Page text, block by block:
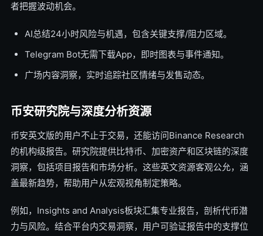
者把握波动机会。
AI总结24小时风险与机遇，包含关键支撑/阻力区域。
Telegram Bot无需下载App，即时图表与事件通知。
广场内容洞察，实时追踪社区情绪与发售动态。
币安研究院与深度分析资源
币安英文版的用户不止于交易，还能访问Binance Research
的机构级报告。研究院提供比特币、加密资产和区块链的深度
洞察，包括项目报告和市场分析。这些英文资源客观公允，涵
盖最新趋势，帮助用户从宏观视角制定策略。
例如，Insights and Analysis板块汇集专业报告，剖析代币潜
力与风险。结合平台内交易洞察，用户可验证报告中的支撑位